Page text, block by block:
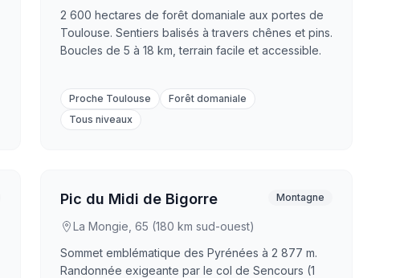
2 600 hectares de forêt domaniale aux portes de
Toulouse. Sentiers balisés à travers chênes et pins.
Boucles de 5 à 18 km, terrain facile et accessible.
Proche Toulouse
Forêt domaniale
Tous niveaux
Pic du Midi de Bigorre Montagne
La Mongie, 65 (180 km sud-ouest)
Sommet emblématique des Pyrénées à 2 877 m.
Randonnée exigeante par le col de Sencours (1